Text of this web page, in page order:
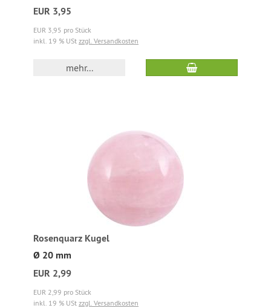
EUR 3,95
EUR 3,95 pro Stück
inkl. 19 % USt zzgl. Versandkosten
mehr...
Rosenquarz Kugel
Ø 20 mm
EUR 2,99
EUR 2,99 pro Stück
inkl. 19 % USt zzgl. Versandkosten